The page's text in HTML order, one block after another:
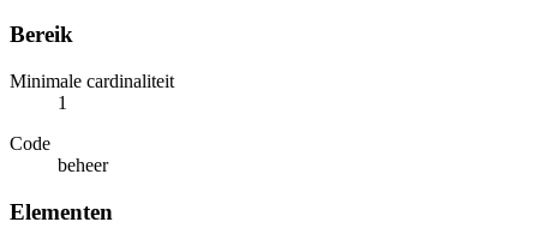
Bereik
Minimale cardinaliteit
1
Code
beheer
Elementen